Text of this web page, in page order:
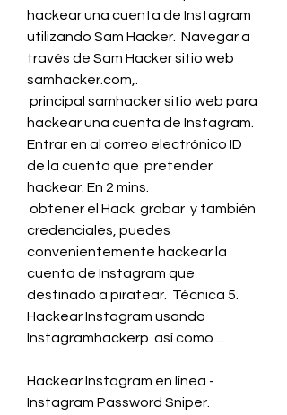
hackear una cuenta de Instagram
utilizando Sam Hacker.  Navegar a
través de Sam Hacker sitio web
samhacker.com,.
hackear una cuenta de Instagram.
Entrar en al correo electrónico ID
de la cuenta que  pretender
hackear. En 2 mins.
credenciales, puedes
convenientemente hackear la
cuenta de Instagram que
destinado a piratear.  Técnica 5.
Hackear Instagram usando
Instagramhackerp  así como ...
Hackear Instagram en línea -
Instagram Password Sniper.